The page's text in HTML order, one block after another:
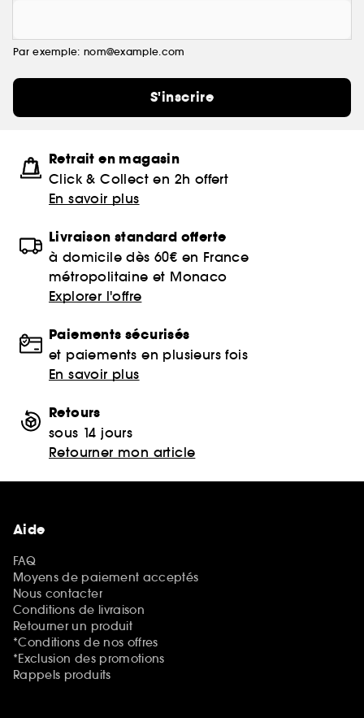
Par exemple: nom@example.com
S'inscrire
Retrait en magasin
Click & Collect en 2h offert
En savoir plus
Livraison standard offerte
à domicile dès 60€ en France
métropolitaine et Monaco
Explorer l'offre
Paiements sécurisés
et paiements en plusieurs fois
En savoir plus
Retours
sous 14 jours
Retourner mon article
Aide
FAQ
Moyens de paiement acceptés
Nous contacter
Conditions de livraison
Retourner un produit
*Conditions de nos offres
*Exclusion des promotions
Rappels produits